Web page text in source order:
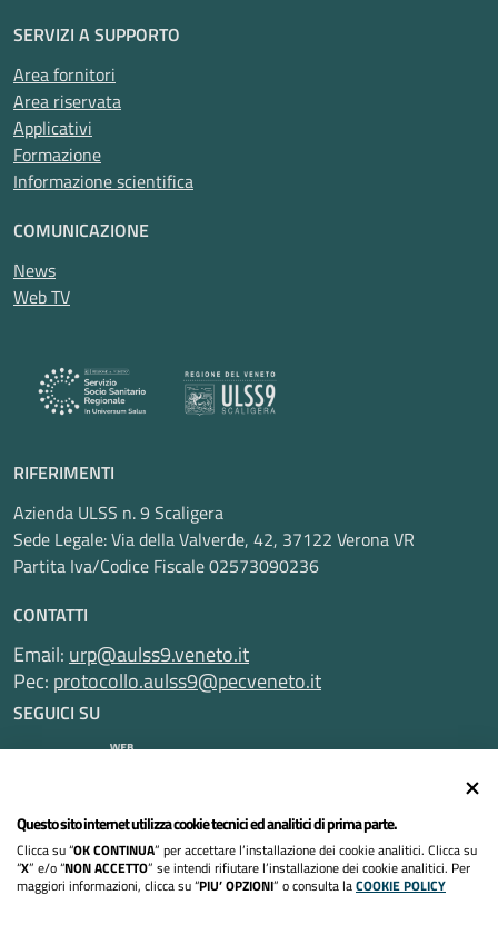
SERVIZI A SUPPORTO
Area fornitori
Area riservata
Applicativi
Formazione
Informazione scientifica
COMUNICAZIONE
News
Web TV
RIFERIMENTI
Azienda ULSS n. 9 Scaligera
Sede Legale: Via della Valverde, 42, 37122 Verona VR
Partita Iva/Codice Fiscale 02573090236
CONTATTI
Email: urp@aulss9.veneto.it
Pec: protocollo.aulss9@pecveneto.it
SEGUICI SU
Informativa privacy
Dichiarazione di accessibilità
Questo sito internet utilizza cookie tecnici ed analitici di prima parte.
Clicca su “OK CONTINUA” per accettare l’installazione dei cookie analitici. Clicca su
“X” e/o “NON ACCETTO” se intendi rifiutare l’installazione dei cookie analitici. Per
maggiori informazioni, clicca su “PIU’ OPZIONI” o consulta laCOOKIE POLICY